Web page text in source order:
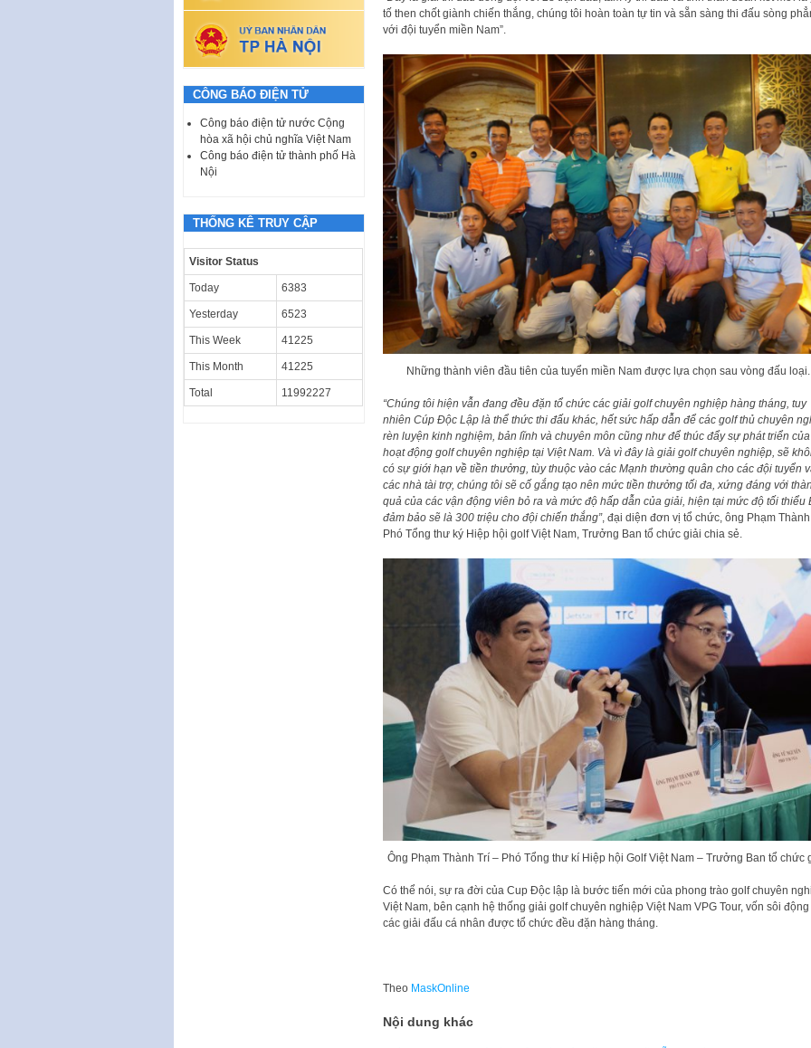
tố then chốt giành chiến thắng, chúng tôi hoàn toàn tự tin và sẵn sàng thi đấu sòng
với đội tuyển miền Nam”.
Những thành viên đầu tiên của tuyển miền Nam được lựa chọn sau vòng đấu loại.
“Chúng tôi hiện vẫn đang đều đặn tổ chức các giải golf chuyên nghiệp hàng tháng, tuy
nhiên Cúp Độc Lập là thể thức thi đấu khác, hết sức hấp dẫn để các golf thủ chuyên
rèn luyện kinh nghiệm, bản lĩnh và chuyên môn cũng như để thúc đẩy sự phát triển của
hoạt động golf chuyên nghiệp tại Việt Nam. Và vì đây là giải golf chuyên nghiệp, sẽ
có sự giới hạn về tiền thưởng, tùy thuộc vào các Mạnh thường quân cho các đội tuyển
các nhà tài trợ, chúng tôi sẽ cố gắng tạo nên mức tiền thưởng tối đa, xứng đáng với
quả của các vận động viên bỏ ra và mức độ hấp dẫn của giải, hiện tại mức độ tối thiểu
đảm bảo sẽ là 300 triệu cho đội chiến thắng”, đại diện đơn vị tổ chức, ông Phạm
Phó Tổng thư ký Hiệp hội golf Việt Nam, Trưởng Ban tổ chức giải chia sẻ.
Ông Phạm Thành Trí – Phó Tổng thư kí Hiệp hội Golf Việt Nam – Trưởng Ban tổ chức
Có thể nói, sự ra đời của Cup Độc lập là bước tiến mới của phong trào golf chuyên
Việt Nam, bên cạnh hệ thống giải golf chuyên nghiệp Việt Nam VPG Tour, vốn sôi
các giải đấu cá nhân được tổ chức đều đặn hàng tháng.
Theo MaskOnline
Nội dung khác
CÔNG BÁO ĐIỆN TỬ
Công báo điện tử nước Cộng
hòa xã hội chủ nghĩa Việt Nam
Công báo điện tử thành phố Hà
Nội
THỐNG KÊ TRUY CẬP
Visitor Status
Today 6383
Yesterday 6523
This Week 41225
This Month 41225
Total 11992227